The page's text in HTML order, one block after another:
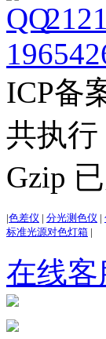
ICP备
共执行
Gzip
|色差仪 | 分光测色仪 |
标准光源对色灯箱 |
在线客